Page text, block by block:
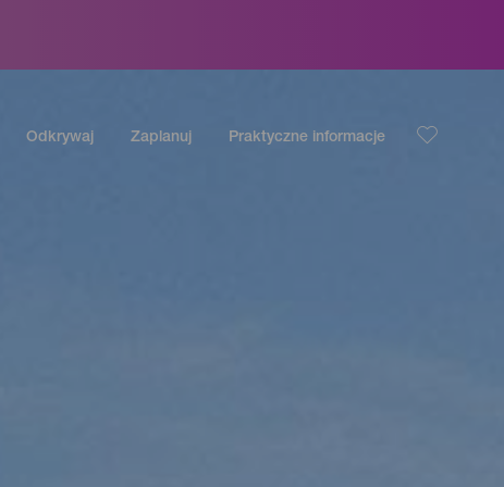
Odkrywaj Zaplanuj Praktyczne informacje